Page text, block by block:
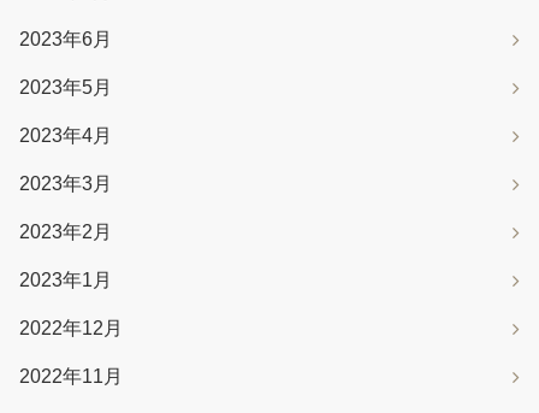
2023年6月
2023年5月
2023年4月
2023年3月
2023年2月
2023年1月
2022年12月
2022年11月